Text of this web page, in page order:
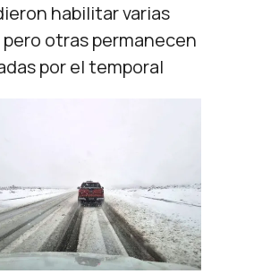
habilitar varias
otras permanecen
por el temporal